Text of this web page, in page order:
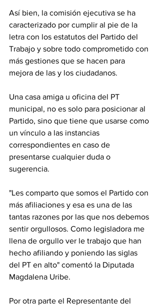
Así bien, la comisión ejecutiva se ha
caracterizado por cumplir al pie de la
letra con los estatutos del Partido del
Trabajo y sobre todo comprometido con
más gestiones que se hacen para
mejora de las y los ciudadanos.
Una casa amiga u oficina del PT
municipal, no es solo para posicionar al
Partido, sino que tiene que usarse como
un vínculo a las instancias
correspondientes en caso de
presentarse cualquier duda o
sugerencia.
"Les comparto que somos el Partido con
más afiliaciones y esa es una de las
tantas razones por las que nos debemos
sentir orgullosos. Como legisladora me
llena de orgullo ver le trabajo que han
hecho afiliando y poniendo las siglas
del PT en alto" comentó la Diputada
Magdalena Uribe.
Por otra parte el Representante del